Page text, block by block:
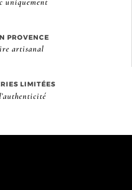
PROVENCE
artisanal
LIMITÉES